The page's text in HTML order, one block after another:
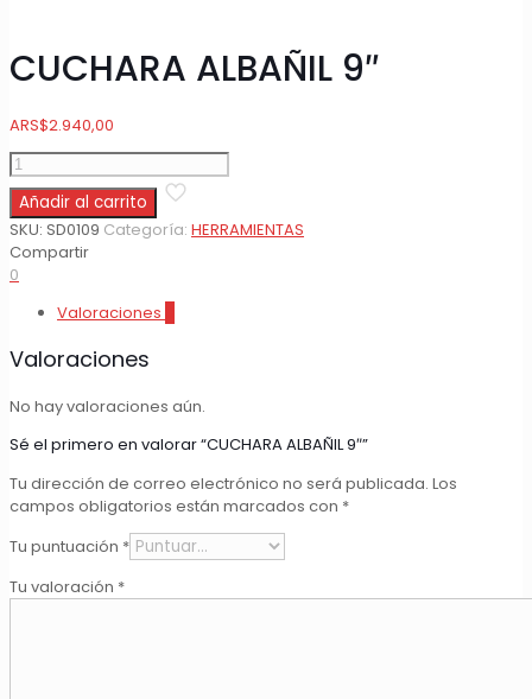
CUCHARA ALBAÑIL 9″
ARS$2.940,00
CUCHARA
ALBAÑIL
9"
cantidad
Añadir al carrito
SKU: SD0109 Categoría: HERRAMIENTAS
Compartir
0
Valoraciones
Valoraciones
No hay valoraciones aún.
Sé el primero en valorar “CUCHARA ALBAÑIL 9″”
Tu dirección de correo electrónico no será publicada. Los
campos obligatorios están marcados con *
Tu puntuación *
Tu valoración *